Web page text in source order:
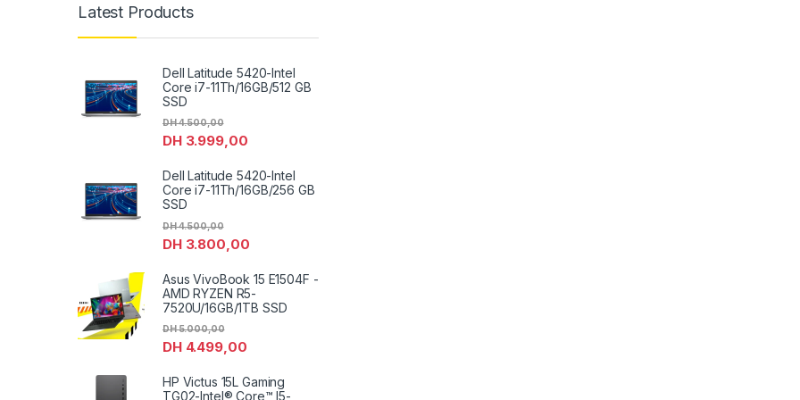
Latest Products
Dell Latitude 5420-Intel
Core i7-11Th/16GB/512 GB
SSD
DH3.999,00
DH4.500,00
Dell Latitude 5420-Intel
Core i7-11Th/16GB/256 GB
SSD
DH3.800,00
DH4.500,00
Asus VivoBook 15 E1504F -
AMD RYZEN R5-
7520U/16GB/1TB SSD
DH4.499,00
DH5.000,00
HP Victus 15L Gaming
TG02-Intel® Core™ I5-